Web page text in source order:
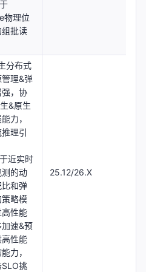
物理位
批读
分布式
理&弹
，协
&原生
力，
理引
近实时
的动
和弹
略模
性能
速&预
性能
力，
挑
25.12/26.X